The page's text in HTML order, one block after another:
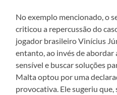
No exemplo mencionado, o
criticou a repercussão do
jogador brasileiro Vinícius
entanto, ao invés de abordar
sensível e buscar soluções
Malta optou por uma
provocativa. Ele sugeriu